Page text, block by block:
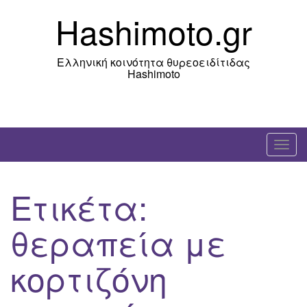
Hashimoto.gr
Ελληνική κοινότητα θυρεοειδίτιδας
Hashimoto
T
o
Ετικέτα:
θεραπεία με
κορτιζόνη